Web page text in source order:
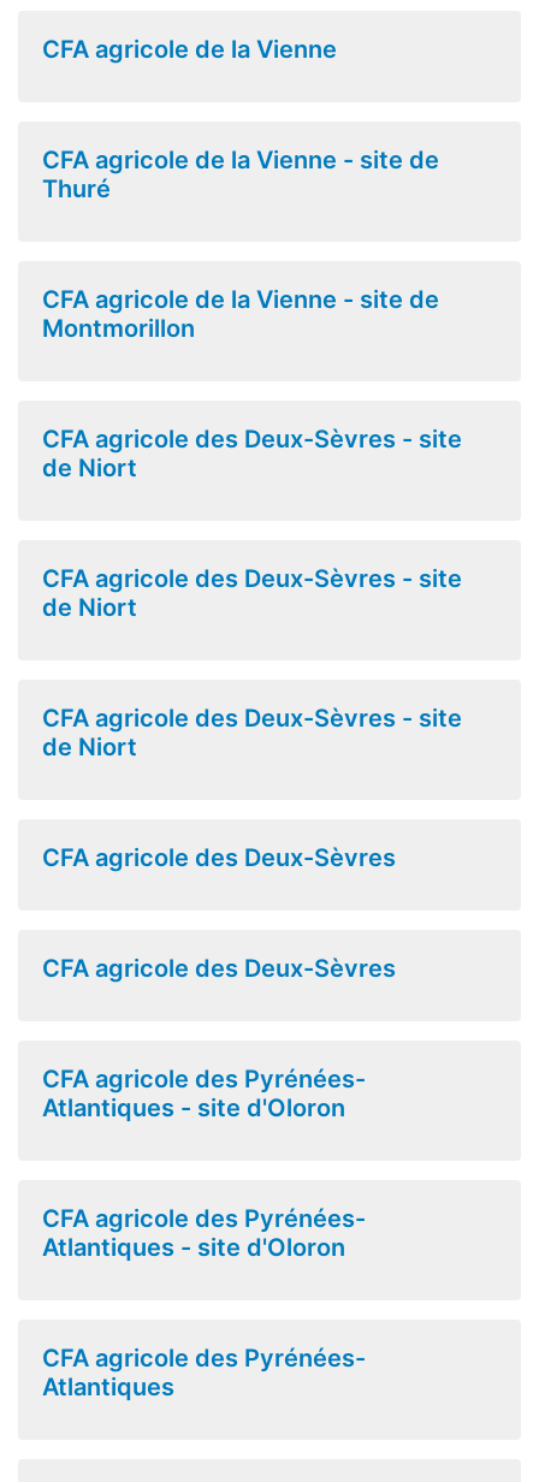
CFA agricole de la Vienne
CFA agricole de la Vienne - site de
Thuré
CFA agricole de la Vienne - site de
Montmorillon
CFA agricole des Deux-Sèvres - site
de Niort
CFA agricole des Deux-Sèvres - site
de Niort
CFA agricole des Deux-Sèvres - site
de Niort
CFA agricole des Deux-Sèvres
CFA agricole des Deux-Sèvres
CFA agricole des Pyrénées-
Atlantiques - site d'Oloron
CFA agricole des Pyrénées-
Atlantiques - site d'Oloron
CFA agricole des Pyrénées-
Atlantiques